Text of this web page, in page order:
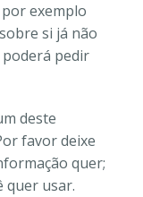
exemplo
si já não
pedir
deste
favor deixe
quer;
quer usar.